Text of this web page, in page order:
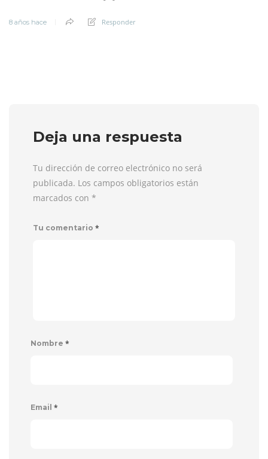
8 años hace Responder
Deja una respuesta
Tu dirección de correo electrónico no será
publicada. Los campos obligatorios están
marcados con *
Tu comentario *
Nombre *
Email *